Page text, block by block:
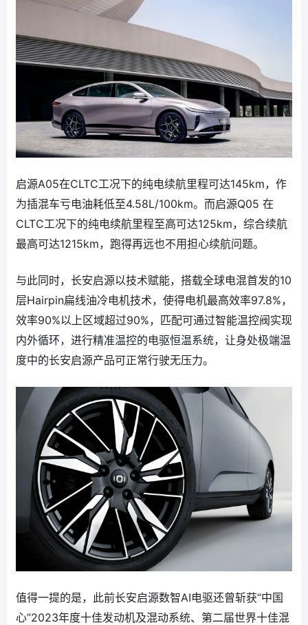
启源A05在CLTC工况下的纯电续航里程可达145km，作
为插混车亏电油耗低至4.58L/100km。而启源Q05 在
CLTC工况下的纯电续航里程至高可达125km，综合续航
最高可达1215km，跑得再远也不用担心续航问题。
与此同时，长安启源以技术赋能，搭载全球电混首发的10
层Hairpin扁线油冷电机技术，使得电机最高效率97.8%，
效率90%以上区域超过90%，匹配可通过智能温控阀实现
内外循环，进行精准温控的电驱恒温系统，让身处极端温
度中的长安启源产品可正常行驶无压力。
值得一提的是，此前长安启源数智AI电驱还曾斩获“中国
心”2023年度十佳发动机及混动系统、第二届世界十佳混